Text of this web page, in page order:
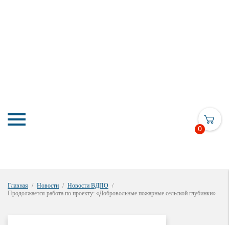
0
Главная Новости
Новости ВДПО
Продолжается работа по проекту: «Добровольные пожарные сельской глубинки»